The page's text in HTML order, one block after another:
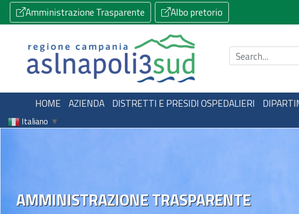
Amministrazione Trasparente Albo pretorio
Cerca nel sito
HOME AZIENDA DISTRETTI E PRESIDI OSPEDALIERI
Italiano ▼
AMMINISTRAZIONE TRASPARENTE